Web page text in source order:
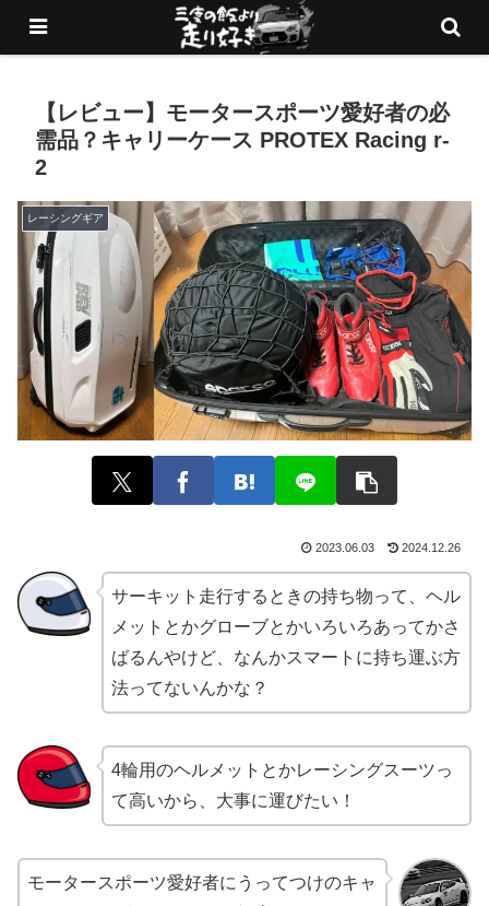
愛車でサーキットを走りまくるブログ
【レビュー】モータースポーツ愛好者の必
需品？キャリーケース PROTEX Racing r-
2
レーシングギア
2023.06.03 2024.12.26
サーキット走行するときの持ち物って、ヘル
メットとかグローブとかいろいろあってかさ
ばるんやけど、なんかスマートに持ち運ぶ方
法ってないんかな？
4輪用のヘルメットとかレーシングスーツっ
て高いから、大事に運びたい！
モータースポーツ愛好者にうってつけのキャ